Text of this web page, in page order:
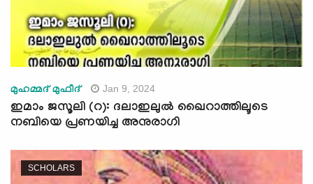
മുഹമ്മദ് മുഫീദ് Jan 9, 2024
ഇമാം ജസൂലി (റ): ദലാഇലുൽ ഖൈറാത്തിലൂടെ
നബിയെ പ്രണയിച്ച അനുരാഗി
SCHOLARS